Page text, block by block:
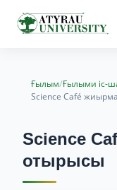
Ғылым/Ғылыми іс-
Science Café
Science
отырысы